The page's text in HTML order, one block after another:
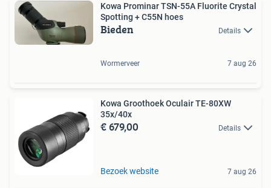
Kowa Prominar TSN-55A Fluorite Crystal
Spotting + C55N hoes
Bieden Details
Wormerveer 7 aug 26
Kowa Groothoek Oculair TE-80XW
35x/40x
€ 679,00 Details
Bezoek website 7 aug 26